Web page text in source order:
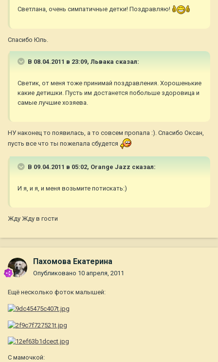
Светлана, очень симпатичные детки! Поздравляю!
Спасибо Юль.
В 08.04.2011 в 23:09, Львака сказал:
Светик, от меня тоже принимай поздравления. Хорошенькие
какие детишки. Пусть им достанется побольше здоровица и
самые лучшие хозяева.
НУ наконец то появилась, а то совсем пропала :). Спасибо Оксан,
пусть все что ты пожелала сбудется
В 09.04.2011 в 05:02, Orange Jazz сказал:
И я, и я, и меня возьмите потискать:)
Жду Жду в гости
Пахомова Екатерина
Опубликовано 10 апреля, 2011
Ещё несколько фоток малышей:
С мамочкой: